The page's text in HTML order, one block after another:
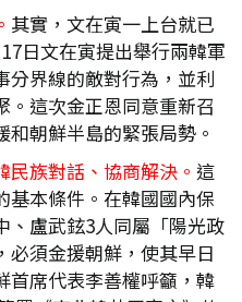
其實，文在寅一上台就已
日文在寅提出舉行兩韓軍
分界線的敵對行為，並利
。這次金正恩同意重新召
朝鮮半島的緊張局勢。
族對話、協商解決。 這
基本條件。在韓國國內保
、盧武鉉3人同屬「陽光政
必須金援朝鮮，使其早日
首席代表李善權呼籲，韓